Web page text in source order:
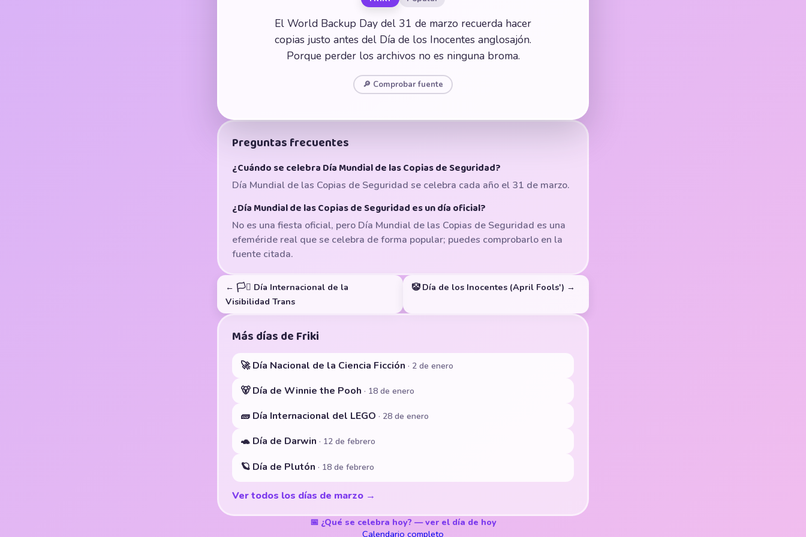
El World Backup Day del 31 de marzo recuerda hacer
copias justo antes del Día de los Inocentes anglosajón.
Porque perder los archivos no es ninguna broma.
🔎 Comprobar fuente
Preguntas frecuentes
¿Cuándo se celebra Día Mundial de las Copias de Seguridad?
Día Mundial de las Copias de Seguridad se celebra cada año el 31 de marzo.
¿Día Mundial de las Copias de Seguridad es un día oficial?
No es una fiesta oficial, pero Día Mundial de las Copias de Seguridad es una
efeméride real que se celebra de forma popular; puedes comprobarlo en la
fuente citada.
← 🏳️‍⚧️ Día Internacional de la
Visibilidad Trans
🤡 Día de los Inocentes (April Fools') →
Más días de Friki
🚀 Día Nacional de la Ciencia Ficción · 2 de enero
🐻 Día de Winnie the Pooh · 18 de enero
🧱 Día Internacional del LEGO · 28 de enero
🐢 Día de Darwin · 12 de febrero
🪐 Día de Plutón · 18 de febrero
Ver todos los días de marzo →
📅 ¿Qué se celebra hoy? — ver el día de hoy
Calendario completo